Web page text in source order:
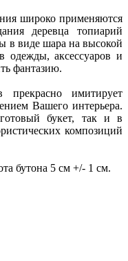
широко применяются
деревца топиарий
в виде шара на высокой
одежды, аксессуаров и
фантазию.
прекрасно имитирует
Вашего интерьера.
букет, так и в
композиций
бутона 5 см +/- 1 см.